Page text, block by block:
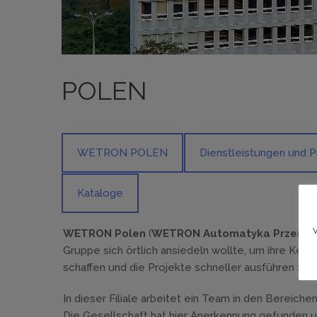
POLEN
WETRON POLEN Dienstleistungen und
Kataloge
WETRON Polen (WETRON Automatyka
Gruppe sich örtlich ansiedeln wollte, um ihre
schaffen und die Projekte schneller ausführen zu
In dieser Filiale arbeitet ein Team in den